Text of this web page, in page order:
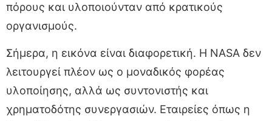
πόρους και υλοποιούνταν από κρατικούς
οργανισμούς.
Σήμερα, η εικόνα είναι διαφορετική. Η NASA δεν
λειτουργεί πλέον ως ο μοναδικός φορέας
υλοποίησης, αλλά ως συντονιστής και
χρηματοδότης συνεργασιών. Εταιρείες όπως η